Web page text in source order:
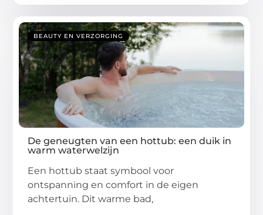
BEAUTY EN VERZORGING
De geneugten van een hottub: een duik in
warm waterwelzijn
Een hottub staat symbool voor
ontspanning en comfort in de eigen
achtertuin. Dit warme bad,